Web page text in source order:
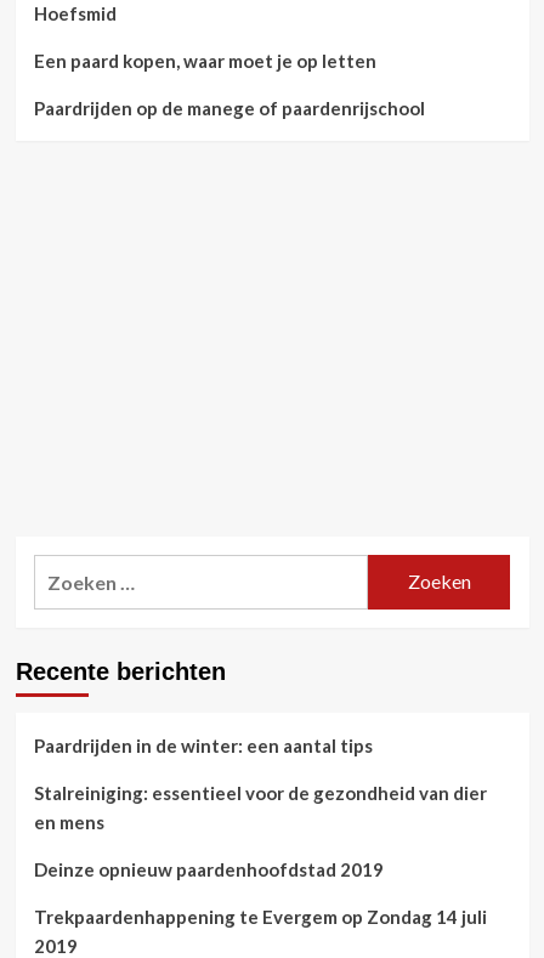
Hoefsmid
Een paard kopen, waar moet je op letten
Paardrijden op de manege of paardenrijschool
Recente berichten
Paardrijden in de winter: een aantal tips
Stalreiniging: essentieel voor de gezondheid van dier
en mens
Deinze opnieuw paardenhoofdstad 2019
Trekpaardenhappening te Evergem op Zondag 14 juli
2019